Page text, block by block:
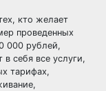
кто желает
проведенных
000 рублей,
себя все услуги,
тарифах,